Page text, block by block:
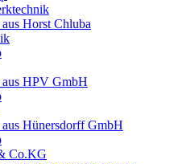
Horst Chluba
aus HPV GmbH
Hünersdorff GmbH
Co.KG